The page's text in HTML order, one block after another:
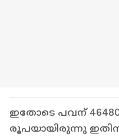
ഇതോടെ പവന്
രൂപയായിരുന്നു